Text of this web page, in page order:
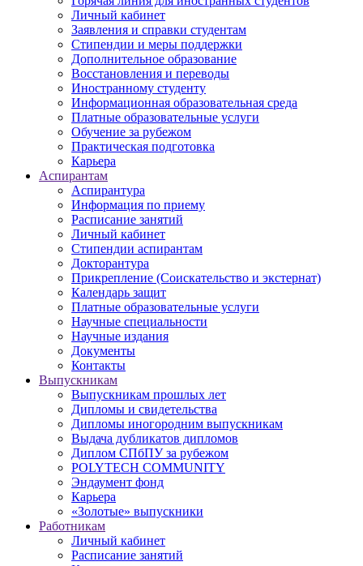
Личный кабинет
Заявления и справки студентам
Стипендии и меры поддержки
Дополнительное образование
Восстановления и переводы
Иностранному студенту
Информационная образовательная среда
Платные образовательные услуги
Обучение за рубежом
Практическая подготовка
Карьера
Аспирантам
Аспирантура
Информация по приему
Расписание занятий
Личный кабинет
Стипендии аспирантам
Докторантура
Прикрепление (Соискательство и экстернат)
Календарь защит
Платные образовательные услуги
Научные специальности
Научные издания
Документы
Контакты
Выпускникам
Выпускникам прошлых лет
Дипломы и свидетельства
Дипломы иногородним выпускникам
Выдача дубликатов дипломов
Диплом СПбПУ за рубежом
POLYTECH COMMUNITY
Эндаумент фонд
Карьера
«Золотые» выпускники
Работникам
Личный кабинет
Расписание занятий